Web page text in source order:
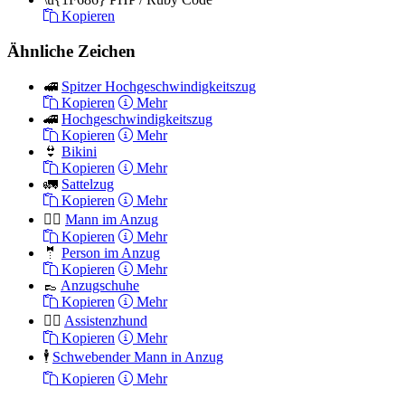
Kopieren
Ähnliche Zeichen
🚅 Spitzer Hochgeschwindigkeitszug
Kopieren
Mehr
🚄 Hochgeschwindigkeitszug
Kopieren
Mehr
👙 Bikini
Kopieren
Mehr
🚛 Sattelzug
Kopieren
Mehr
🤵‍♂️ Mann im Anzug
Kopieren
Mehr
🤵 Person im Anzug
Kopieren
Mehr
👞 Anzugschuhe
Kopieren
Mehr
🐕‍🦺 Assistenzhund
Kopieren
Mehr
🕴 Schwebender Mann in Anzug
Kopieren
Mehr